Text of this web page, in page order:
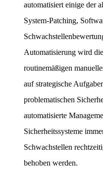
automatisiert einige der
System-Patching,
Automatisierung wird
routinemäßigen
auf strategische
problematischen
automatisierte
Sicherheitssysteme
Schwachstellen
behoben werden.